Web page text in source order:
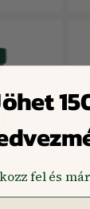
fel és